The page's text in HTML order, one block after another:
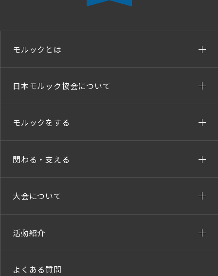
モルックとは
日本モルック協会について
モルックをする
関わる・支える
大会について
活動紹介
よくある質問